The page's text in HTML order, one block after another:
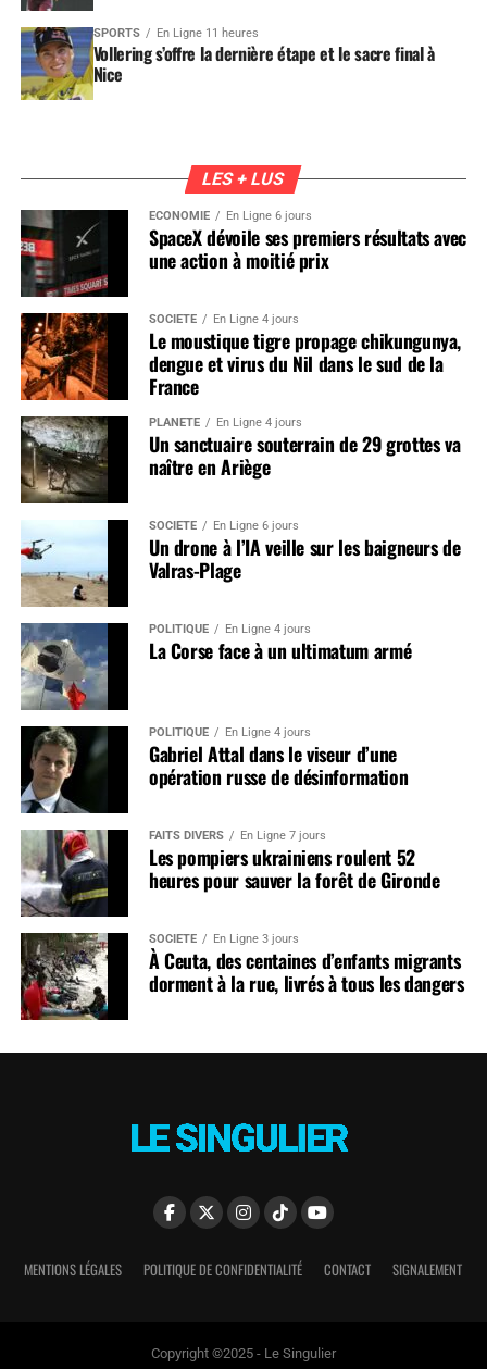
SPORTS En Ligne 11 heures
Vollering s’offre la dernière étape et le sacre final à
Nice
LES + LUS
ÉCONOMIE En Ligne 6 jours
SpaceX dévoile ses premiers résultats avec
une action à moitié prix
SOCIÉTÉ En Ligne 4 jours
Le moustique tigre propage chikungunya,
dengue et virus du Nil dans le sud de la
France
PLANÈTE En Ligne 4 jours
Un sanctuaire souterrain de 29 grottes va
naître en Ariège
SOCIÉTÉ En Ligne 6 jours
Un drone à l’IA veille sur les baigneurs de
Valras-Plage
POLITIQUE En Ligne 4 jours
La Corse face à un ultimatum armé
POLITIQUE En Ligne 4 jours
Gabriel Attal dans le viseur d’une
opération russe de désinformation
FAITS DIVERS En Ligne 7 jours
Les pompiers ukrainiens roulent 52
heures pour sauver la forêt de Gironde
SOCIÉTÉ En Ligne 3 jours
À Ceuta, des centaines d’enfants migrants
dorment à la rue, livrés à tous les dangers
MENTIONS LÉGALES POLITIQUE DE CONFIDENTIALITÉ CONTACT SIGNALEMENT
Copyright ©2025 - Le Singulier